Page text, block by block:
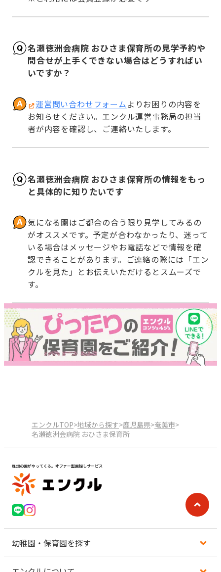
名瀬徳洲会病院 おひさま保育所の見学予約や
問合せが上手くできない場合はどうすればい
いですか？
運営問い合わせフォームよりお困りの内容を
お知らせください。エンクル運営事務局の担当
者が内容を確認し、ご連絡いたします。
名瀬徳洲会病院 おひさま保育所の情報をもっ
と具体的に知りたいです
気になる園はご都合の合う限り見学してみるの
がオススメです。予定が合わなかったり、迷って
いる場合はメッセージやお電話などで情報を確
認できることがあります。ご連絡の際には「エン
クルを見た」とお伝えいただけるとスムーズで
す。
エンクルTOP>地域から探す>鹿児島県>奄美市>
名瀬徳洲会病院 おひさま保育所
理想の園がやってくる。オファー型園探しサービス
幼稚園・保育園を探す